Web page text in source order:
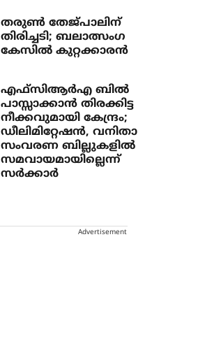
തരുൺ തേജ്പാലിന്
തിരിച്ചടി; ബലാത്സംഗ
കേസില്‍ കുറ്റക്കാരന്‍
എഫ്‌സിആര്‍എ ബില്‍
പാസ്സാക്കാന്‍ തിരക്കിട്ട
നീക്കവുമായി കേന്ദ്രം;
ഡീലിമിറ്റേഷന്‍, വനിതാ
സംവരണ ബില്ലുകളില്‍
സമവായമായില്ലെന്ന്
സര്‍ക്കാര്‍
Advertisement